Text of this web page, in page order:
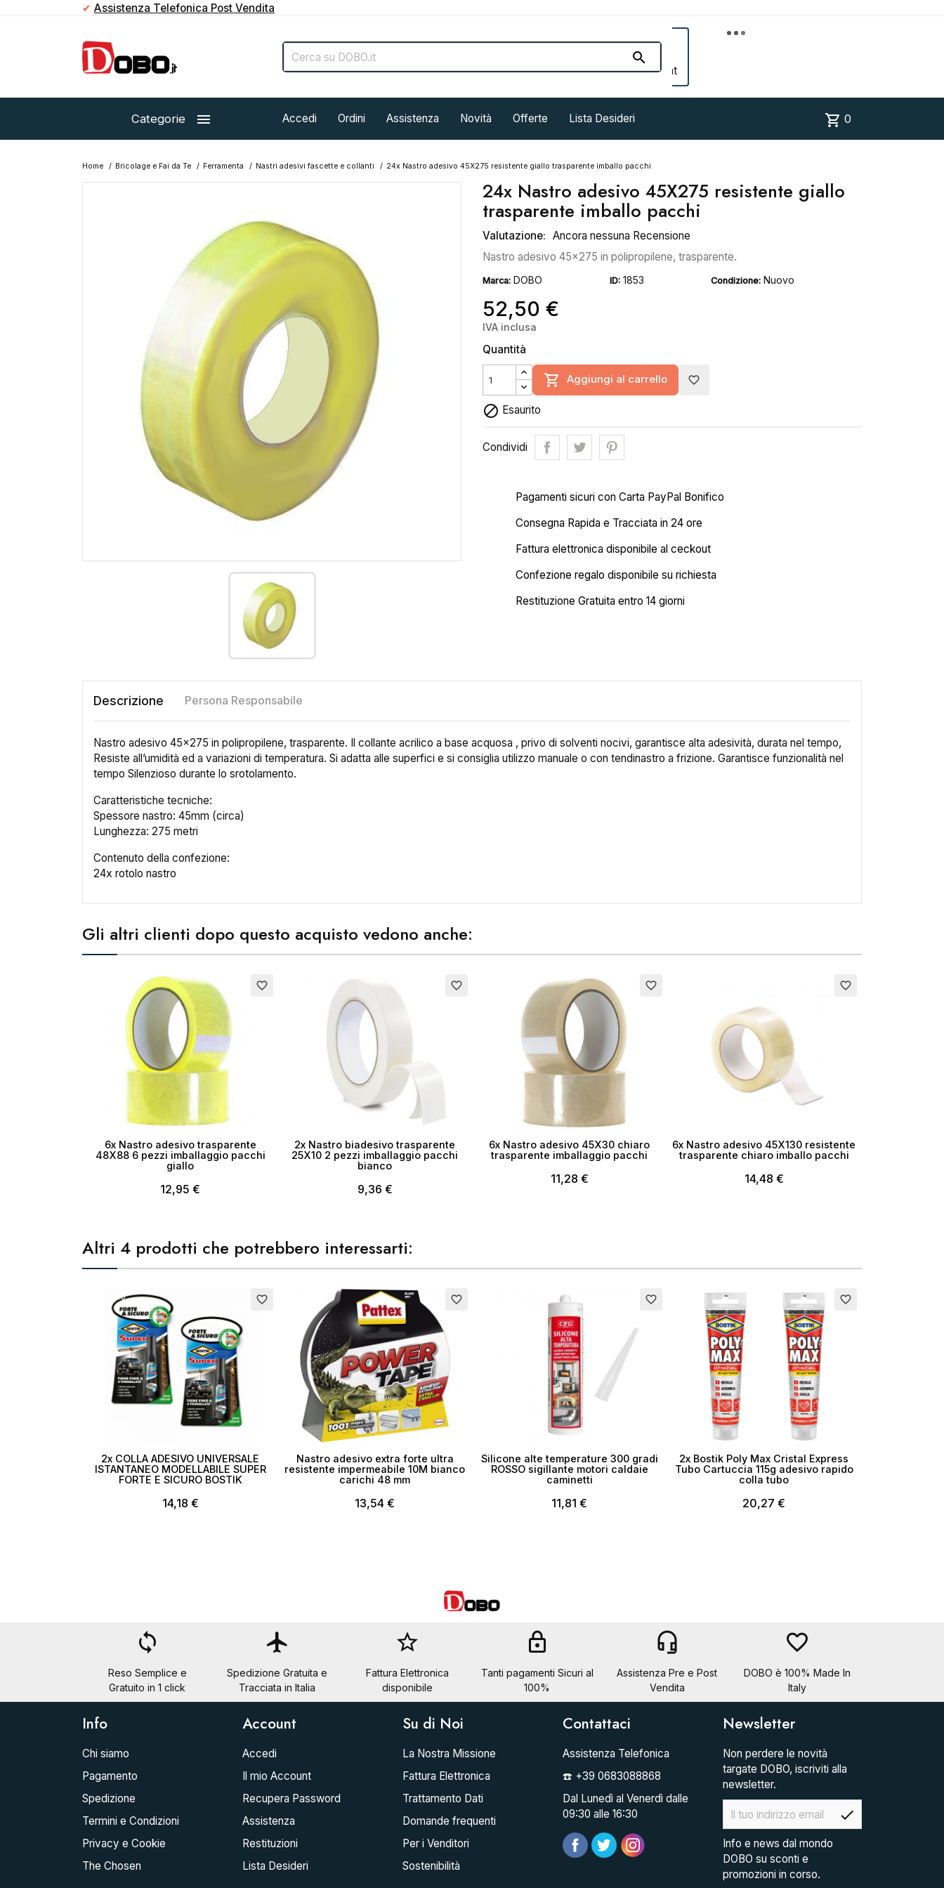
✔ Assistenza Telefonica Post Vendita


Account
Categorie  Accedi Ordini Assistenza Novità Offerte Lista Desideri shopping_cart 0
Home Bricolage e Fai da Te Ferramenta Nastri adesivi fascette e collanti 24x Nastro adesivo 45X275 resistente giallo trasparente imballo pacchi
24x Nastro adesivo 45X275 resistente giallo
trasparente imballo pacchi
Valutazione: Ancora nessuna Recensione
Nastro adesivo 45x275 in polipropilene, trasparente.
Marca: DOBO ID: 1853 Condizione: Nuovo
52,50 €
IVA inclusa
Quantità
 Aggiungi al carrello favorite_border
 Esaurito
Condividi
Pagamenti sicuri con Carta PayPal Bonifico
Consegna Rapida e Tracciata in 24 ore
Fattura elettronica disponibile al ceckout
Confezione regalo disponibile su richiesta
Restituzione Gratuita entro 14 giorni
Descrizione Persona Responsabile
Nastro adesivo 45x275 in polipropilene, trasparente. Il collante acrilico a base acquosa , privo di solventi nocivi, garantisce alta adesività, durata nel tempo,
Resiste all’umidità ed a variazioni di temperatura. Si adatta alle superfici e si consiglia utilizzo manuale o con tendinastro a frizione. Garantisce funzionalità nel
tempo Silenzioso durante lo srotolamento.
Caratteristiche tecniche:
Spessore nastro: 45mm (circa)
Lunghezza: 275 metri
Contenuto della confezione:
24x rotolo nastro
Gli altri clienti dopo questo acquisto vedono anche:
favorite_border
6x Nastro adesivo trasparente
48X88 6 pezzi imballaggio pacchi
giallo
12,95 €
favorite_border
2x Nastro biadesivo trasparente
25X10 2 pezzi imballaggio pacchi
bianco
9,36 €
favorite_border
6x Nastro adesivo 45X30 chiaro
trasparente imballaggio pacchi
11,28 €
favorite_border
6x Nastro adesivo 45X130 resistente
trasparente chiaro imballo pacchi
14,48 €
Altri 4 prodotti che potrebbero interessarti:
Esaurito favorite_border
2x COLLA ADESIVO UNIVERSALE
ISTANTANEO MODELLABILE SUPER
FORTE E SICURO BOSTIK
14,18 €
favorite_border
Nastro adesivo extra forte ultra
resistente impermeabile 10M bianco
carichi 48 mm
13,54 €
favorite_border
Silicone alte temperature 300 gradi
ROSSO sigillante motori caldaie
caminetti
11,81 €
favorite_border
2x Bostik Poly Max Cristal Express
Tubo Cartuccia 115g adesivo rapido
colla tubo
20,27 €
loop
Reso Semplice e
Gratuito in 1 click
flight
Spedizione Gratuita e
Tracciata in Italia
star_border
Fattura Elettronica
disponibile
lock
Tanti pagamenti Sicuri al
100%
headset_mic
Assistenza Pre e Post
Vendita
favorite_border
DOBO è 100% Made In
Italy
Info
Chi siamo
Pagamento
Spedizione
Termini e Condizioni
Privacy e Cookie
The Chosen
Account
Accedi
Il mio Account
Recupera Password
Assistenza
Restituzioni
Lista Desideri
Su di Noi
La Nostra Missione
Fattura Elettronica
Trattamento Dati
Domande frequenti
Per i Venditori
Sostenibilità
Contattaci
Assistenza Telefonica
☎️ +39 0683088868
Dal Lunedì al Venerdì dalle
09:30 alle 16:30
Newsletter
Non perdere le novità
targate DOBO, iscriviti alla
newsletter.
check
Info e news dal mondo
DOBO su sconti e
promozioni in corso.
Crea lista dei desideri ×
Nome lista dei desideri
Crea lista dei desideri